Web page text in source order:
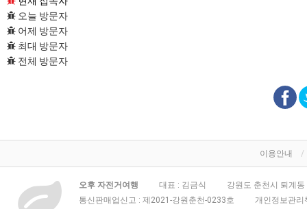
오늘 방문자
어제 방문자
최대 방문자
전체 방문자
이용안내
오후 자전거여행 대표 : 김금식
강원도 춘천시 퇴계
통신판매업신고 : 제2021-강원춘천-0233호
개인정보관리